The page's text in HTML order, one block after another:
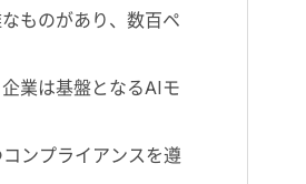
ものがあり、数百ペ
業は基盤となるAIモ
ンプライアンスを遵